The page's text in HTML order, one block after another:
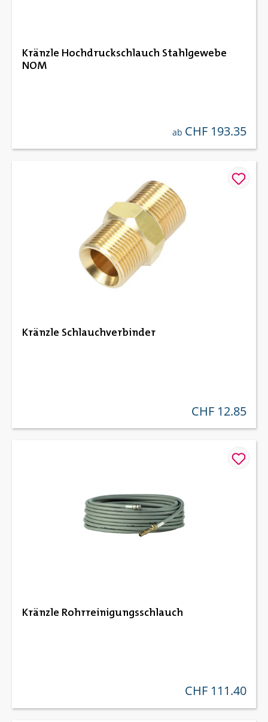
Kränzle Hochdruckschlauch Stahlgewebe
NOM
regulärer preis:
ab CHF 193.35
Kränzle Schlauchverbinder
regulärer preis:
CHF 12.85
Kränzle Rohrreinigungsschlauch
regulärer preis:
CHF 111.40